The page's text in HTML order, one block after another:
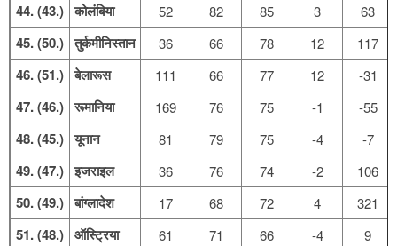
44. (43.) कोलंबिया 52 82 85 3 63
45. (50.) तुर्कमीनिस्तान 36 66 78 12 117
46. (51.) बेलारूस 111 66 77 12 -31
47. (46.) रूमानिया 169 76 75 -1 -55
48. (45.) यूनान 81 79 75 -4 -7
49. (47.) इजराइल 36 76 74 -2 106
50. (49.) बांग्लादेश 17 68 72 4 321
51. (48.) ऑस्ट्रिया 61 71 66 -4 9